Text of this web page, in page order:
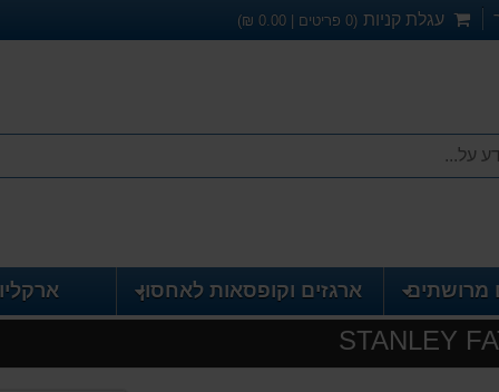
עגלת קניות (
0פריטים | 0.00
₪)
מרושתים ארגזים וקופסאות לאחסון